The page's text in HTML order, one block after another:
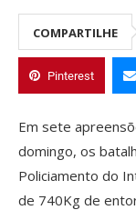
COMPARTILHE
Pinterest
Em sete
domingo, os
Policiamento do
de 740Kg de